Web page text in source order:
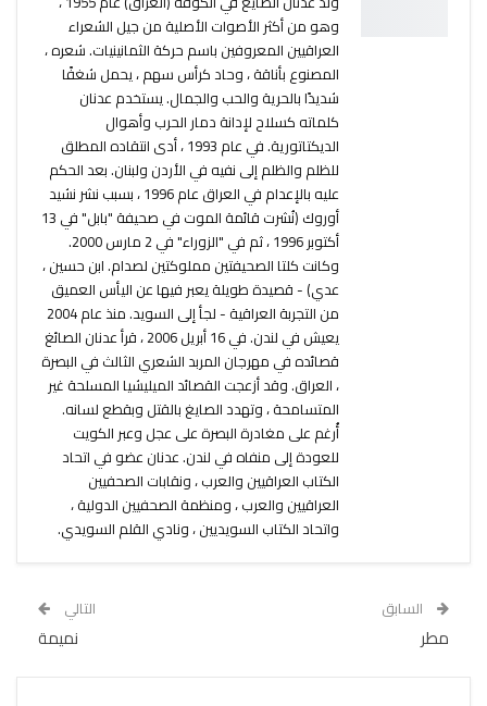
وهو من أكثر الأصوات الأصلية من جيل الشعراء
العراقيين المعروفين باسم حركة الثمانينيات. شعره ،
المصنوع بأناقة ، وحاد كرأس سهم ، يحمل شغفًا
شديدًا بالحرية والحب والجمال. يستخدم عدنان
كلماته كسلاح لإدانة دمار الحرب وأهوال
الديكتاتورية. في عام 1993 ، أدى انتقاده المطلق
للظلم والظلم إلى نفيه في الأردن ولبنان. بعد الحكم
عليه بالإعدام في العراق عام 1996 ، بسبب نشر نشيد
أوروك (نُشرت قائمة الموت في صحيفة "بابل" في 13
أكتوبر 1996 ، ثم في "الزوراء" في 2 مارس 2000.
وكانت كلتا الصحيفتين مملوكتين لصدام. ابن حسين ،
عدي) - قصيدة طويلة يعبر فيها عن اليأس العميق
من التجربة العراقية - لجأ إلى السويد. منذ عام 2004
يعيش في لندن. في 16 أبريل 2006 ، قرأ عدنان الصائغ
قصائده في مهرجان المربد الشعري الثالث في البصرة
، العراق. وقد أزعجت القصائد الميليشيا المسلحة غير
المتسامحة ، وتهدد الصايغ بالقتل وبقطع لسانه.
أُرغم على مغادرة البصرة على عجل وعبر الكويت
للعودة إلى منفاه في لندن. عدنان عضو في اتحاد
الكتاب العراقيين والعرب ، ونقابات الصحفيين
العراقيين والعرب ، ومنظمة الصحفيين الدولية ،
واتحاد الكتاب السويديين ، ونادي القلم السويدي.
السابق
مطر
التالي
نميمة